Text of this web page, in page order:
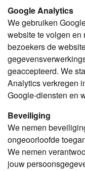
Google Analytics
We gebruiken
website te volgen en
bezoekers de
geaccepteerd. We
Analytics verkregen
Google-diensten en
Beveiliging
We nemen
ongeoorloofde
We nemen
jouw